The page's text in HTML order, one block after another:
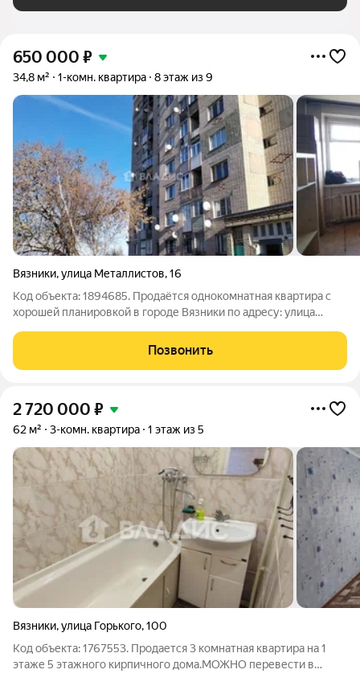
650 000 ₽
34,8 м² 1-комн. квартира 8 этаж из 9
Вязники,улица Металлистов,16
Код объекта: 1894685. Продаётся однокомнатная квартира с
хорошей планировкой в городе Вязники по адресу: улица
комфортное жильё по доступной цене. Квартира расположена
на 8 этаже 9-этажного
Позвонить
2 720 000 ₽
62 м² 3-комн. квартира 1 этаж из 5
Вязники,улица Горького,100
Код объекта: 1767553. Продается 3 комнатная квартира на 1
этаже 5 этажного кирпичного дома.МОЖНО перевести в